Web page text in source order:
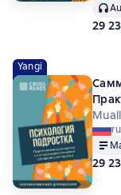
29
Yangi
29